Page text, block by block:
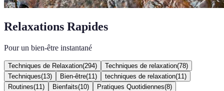
Relaxations Rapides
Pour un bien-être instantané
Techniques de Relaxation(294) Techniques de relaxation(78)
Techniques(13) Bien-être(11 ) techniques de relaxation(11 )
Routines(11 ) Bienfaits(10) Pratiques Quotidiennes(8)